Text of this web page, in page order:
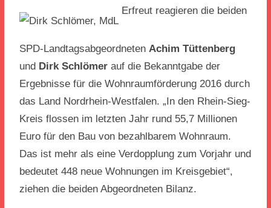
Erfreut reagieren die beiden
SPD-Landtagsabgeordneten Achim Tüttenberg
und Dirk Schlömer auf die Bekanntgabe der
Ergebnisse für die Wohnraumförderung 2016 durch
das Land Nordrhein-Westfalen. „In den Rhein-Sieg-
Kreis flossen im letzten Jahr rund 55,7 Millionen
Euro für den Bau von bezahlbarem Wohnraum.
Das ist mehr als eine Verdopplung zum Vorjahr und
bedeutet 448 neue Wohnungen im Kreisgebiet“,
ziehen die beiden Abgeordneten Bilanz.